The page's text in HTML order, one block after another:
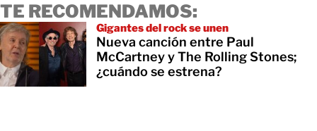
TE RECOMENDAMOS:
Gigantes del rock se unen
Nueva canción entre Paul
McCartney y The Rolling Stones;
¿cuándo se estrena?